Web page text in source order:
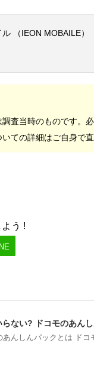
（IEON MOBAILE）
査当時のものです。
ての詳細はご自身で直
う !
ない? ドコモのあん
あんしんパックとは ド